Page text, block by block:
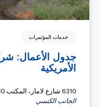
خدمات المؤتمرات
جدول الأعمال:
الأمريكية
6310 شارع لامار، المكتب 230،
الجانب الكنسي